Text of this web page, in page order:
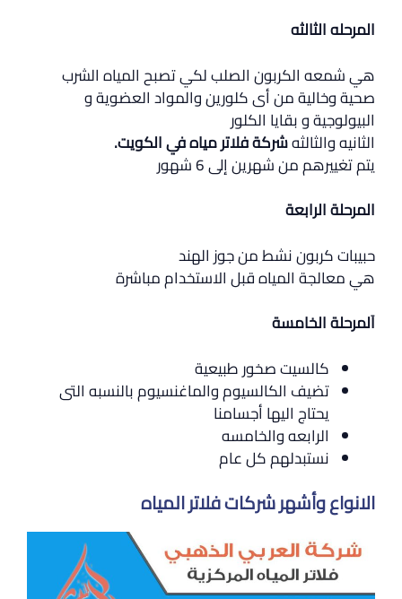
المرحله الثالثه
هي شمعه الكربون الصلب لكي تصبح المياه الشرب
صحية وخالية من أى كلورين والمواد العضوية و
البيولوجية و بقايا الكلور
الثانيه والثالثهشركة فلاتر مياه في الكويت.
يتم تغييرهم من شهرين إلى 6 شهور
المرحلة الرابعة
حبيبات كربون نشط من جوز الهند
هي معالجة المياه قبل الاستخدام مباشرة
اَلمرحلة الخامسة
كالسيت صخور طبيعية
تضيف الكالسيوم والماغنسيوم بالنسبه التى
يحتاج اليها أجسامنا
الرابعه والخامسه
نستبدلهم كل عام
الانواع وأشهر شركات فلاتر المياه